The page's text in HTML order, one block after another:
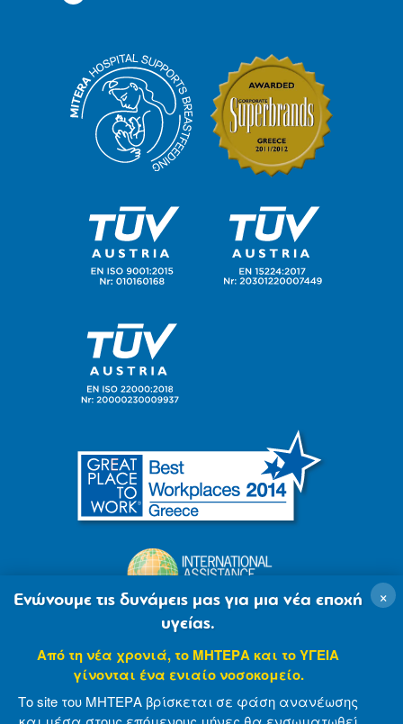
×
Ενώνουμε τις δυνάμεις μας για μια νέα εποχή
υγείας.
Από τη νέα χρονιά, το ΜΗΤΕΡΑ και το ΥΓΕΙΑ
γίνονται ένα ενιαίο νοσοκομείο.
Το site του ΜΗΤΕΡΑ βρίσκεται σε φάση ανανέωσης